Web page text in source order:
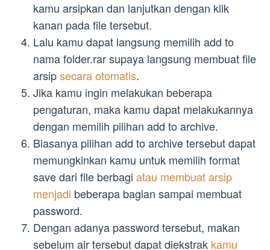
kamu arsipkan dan lanjutkan dengan klik
kanan pada file tersebut.
Lalu kamu dapat langsung memilih add to
nama folder.rar supaya langsung membuat file
arsipsecara otomatis.
Jika kamu ingin melakukan beberapa
pengaturan, maka kamu dapat melakukannya
dengan memilih pilihan add to archive.
Biasanya pilihan add to archive tersebut dapat
memungkinkan kamu untuk memilih format
save dari file berbagi atau membuat arsip
menjadi beberapa bagian sampai membuat
password.
Dengan adanya password tersebut, makan
sebelum air tersebut dapat diekstrak kamu